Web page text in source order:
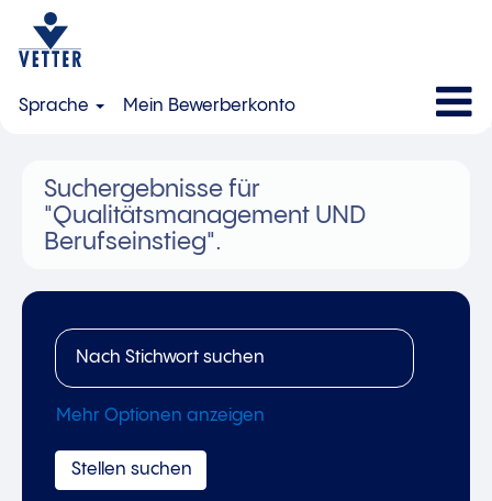
Sprache Mein Bewerberkonto
Suchergebnisse für
"Qualitätsmanagement UND
Berufseinstieg".
Mehr Optionen anzeigen